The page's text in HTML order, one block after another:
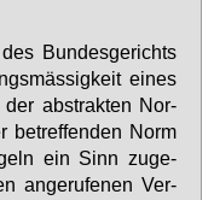
Bun­des­ge­richts
ei­nes
der abs­trak­ten Nor­
be­tref­fen­den Norm
ein Sinn zu­ge­
an­ge­ru­fe­nen Ver­